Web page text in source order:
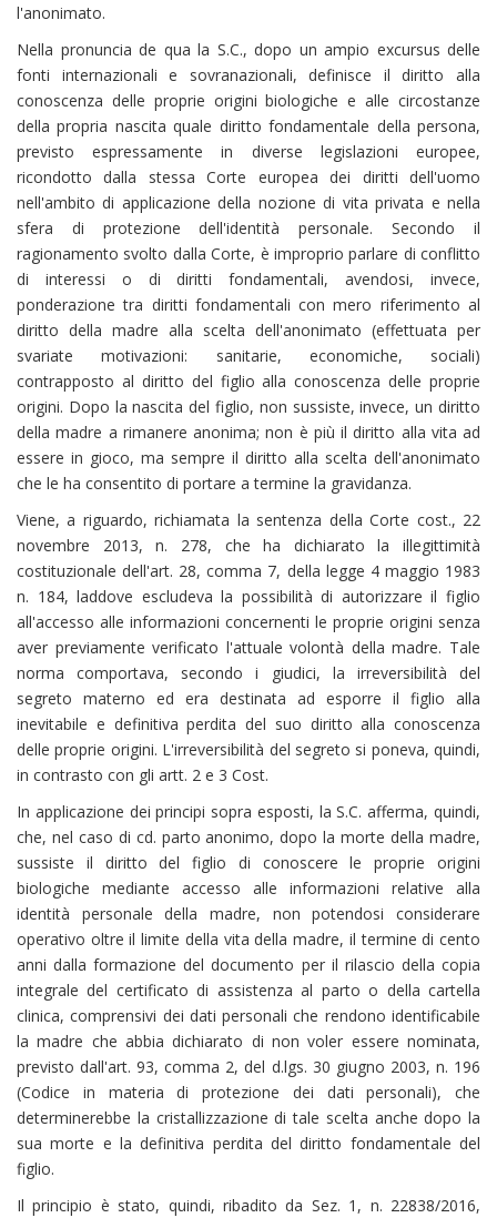
l'anonimato.
Nella pronuncia de qua la S.C., dopo un ampio excursus delle
fonti internazionali e sovranazionali, definisce il diritto alla
conoscenza delle proprie origini biologiche e alle circostanze
della propria nascita quale diritto fondamentale della persona,
previsto espressamente in diverse legislazioni europee,
ricondotto dalla stessa Corte europea dei diritti dell'uomo
nell'ambito di applicazione della nozione di vita privata e nella
sfera di protezione dell'identità personale. Secondo il
ragionamento svolto dalla Corte, è improprio parlare di conflitto
di interessi o di diritti fondamentali, avendosi, invece,
ponderazione tra diritti fondamentali con mero riferimento al
diritto della madre alla scelta dell'anonimato (effettuata per
svariate motivazioni: sanitarie, economiche, sociali)
contrapposto al diritto del figlio alla conoscenza delle proprie
origini. Dopo la nascita del figlio, non sussiste, invece, un diritto
della madre a rimanere anonima; non è più il diritto alla vita ad
essere in gioco, ma sempre il diritto alla scelta dell'anonimato
che le ha consentito di portare a termine la gravidanza.
Viene, a riguardo, richiamata la sentenza della Corte cost., 22
novembre 2013, n. 278, che ha dichiarato la illegittimità
costituzionale dell'art. 28, comma 7, della legge 4 maggio 1983
n. 184, laddove escludeva la possibilità di autorizzare il figlio
all'accesso alle informazioni concernenti le proprie origini senza
aver previamente verificato l'attuale volontà della madre. Tale
norma comportava, secondo i giudici, la irreversibilità del
segreto materno ed era destinata ad esporre il figlio alla
inevitabile e definitiva perdita del suo diritto alla conoscenza
delle proprie origini. L'irreversibilità del segreto si poneva, quindi,
in contrasto con gli artt. 2 e 3 Cost.
In applicazione dei principi sopra esposti, la S.C. afferma, quindi,
che, nel caso di cd. parto anonimo, dopo la morte della madre,
sussiste il diritto del figlio di conoscere le proprie origini
biologiche mediante accesso alle informazioni relative alla
identità personale della madre, non potendosi considerare
operativo oltre il limite della vita della madre, il termine di cento
anni dalla formazione del documento per il rilascio della copia
integrale del certificato di assistenza al parto o della cartella
clinica, comprensivi dei dati personali che rendono identificabile
la madre che abbia dichiarato di non voler essere nominata,
previsto dall'art. 93, comma 2, del d.lgs. 30 giugno 2003, n. 196
(Codice in materia di protezione dei dati personali), che
determinerebbe la cristallizzazione di tale scelta anche dopo la
sua morte e la definitiva perdita del diritto fondamentale del
figlio.
Il principio è stato, quindi, ribadito da Sez. 1, n. 22838/2016,